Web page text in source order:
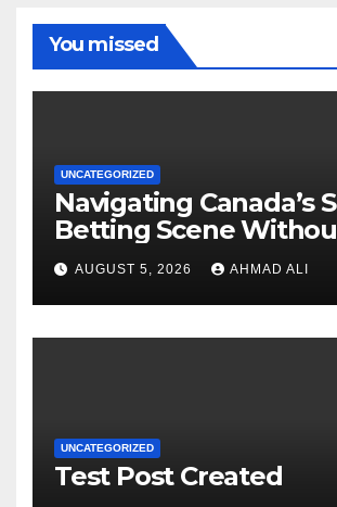
You missed
UNCATEGORIZED
Navigating Canada’s
Betting Scene
Getting Lost in the
AUGUST 5, 2026 AHMAD ALI
UNCATEGORIZED
Test Post Created